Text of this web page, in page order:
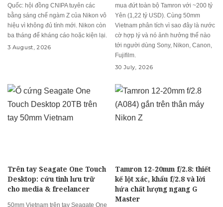
Quốc: hội đồng CNIPA tuyên các
bằng sáng chế ngàm Z của Nikon vô
hiệu vì không đủ tính mới. Nikon còn
ba tháng để kháng cáo hoặc kiện lại.
3 August, 2026
mua đứt toàn bộ Tamron với ~200 tỷ
Yên (1,22 tỷ USD). Cùng 50mm
Vietnam phân tích vì sao đây là nước
cờ hợp lý và nó ảnh hưởng thế nào
tới người dùng Sony, Nikon, Canon,
Fujifilm.
30 July, 2026
Trên tay Seagate One Touch
Desktop: cứu tinh lưu trữ
cho media & freelancer
50mm Vietnam trên tay Seagate One
Tamron 12-20mm f/2.8: thiết
kế lột xác, khẩu f/2.8 và lời
hứa chất lượng ngang G
Master